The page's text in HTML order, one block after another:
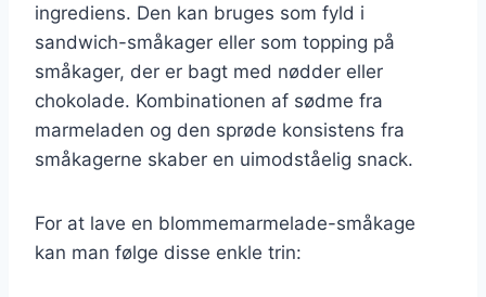
ingrediens. Den kan bruges som fyld i
sandwich-småkager eller som topping på
småkager, der er bagt med nødder eller
chokolade. Kombinationen af sødme fra
marmeladen og den sprøde konsistens fra
småkagerne skaber en uimodståelig snack.
For at lave en blommemarmelade-småkage
kan man følge disse enkle trin: